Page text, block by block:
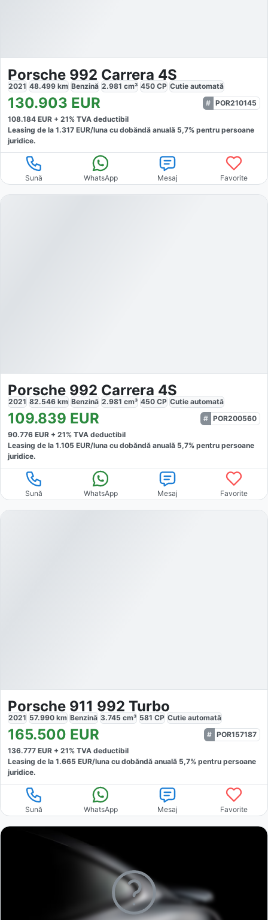
Porsche 992 Carrera 4S
2021 48.499 km Benzină 2.981 cm³ 450 CP Cutie automată
130.903 EUR
POR210145
108.184 EUR + 21% TVA deductibil
Leasing de la 1.317 EUR/luna cu dobăndă anuală 5,7% pentru persoane
juridice.
Sună WhatsApp Mesaj Favorite
Porsche 992 Carrera 4S
2021 82.546 km Benzină 2.981 cm³ 450 CP Cutie automată
109.839 EUR
POR200560
90.776 EUR + 21% TVA deductibil
Leasing de la 1.105 EUR/luna cu dobăndă anuală 5,7% pentru persoane
juridice.
Sună WhatsApp Mesaj Favorite
Porsche 911 992 Turbo
2021 57.990 km Benzină 3.745 cm³ 581 CP Cutie automată
165.500 EUR
POR157187
136.777 EUR + 21% TVA deductibil
Leasing de la 1.665 EUR/luna cu dobăndă anuală 5,7% pentru persoane
juridice.
Sună WhatsApp Mesaj Favorite